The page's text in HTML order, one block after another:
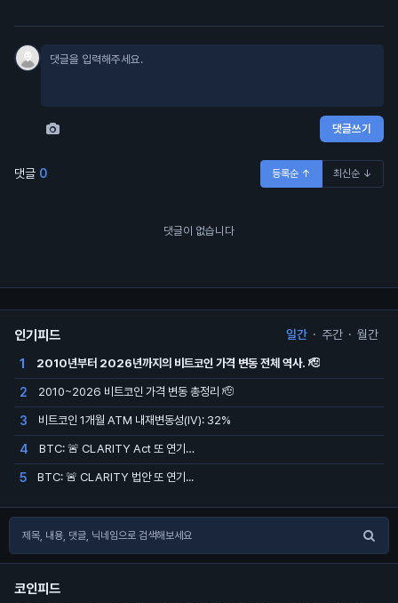
댓글쓰기
댓글 0 등록순 ↑ 최신순 ↓
댓글이 없습니다
인기피드 일간 · 주간 · 월간
1 2010년부터 2026년까지의 비트코인 가격 변동 전체 역사. 🫡
2 2010~2026 비트코인 가격 변동 총정리 🫡
3 비트코인 1개월 ATM 내재변동성(IV): 32%
4 BTC: 🚨 CLARITY Act 또 연기…
5 BTC: 🚨 CLARITY 법안 또 연기...
코인피드